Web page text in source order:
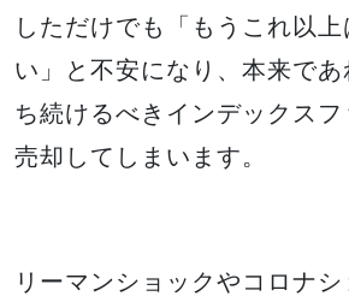
しただけでも「もうこれ以
い」と不安になり、本来で
ち続けるべきインデックス
売却してしまいます。
リーマンショックやコロナ